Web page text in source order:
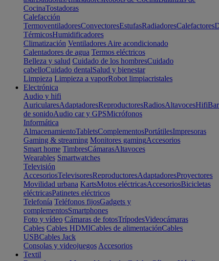
CocinaTostadoras
Calefacción
TermoventiladoresConvectoresEstufasRadiadoresCalefactores
TérmicosHumidificadores
Climatización Ventiladores Aire acondicionado
Calentadores de agua Termos eléctricos
Belleza y salud Cuidado de los hombresCuidado
cabelloCuidado dentalSalud y bienestar
Limpieza Limpieza a vaporRobot limpiacristales
Electrónica
Audio y hifi
AuricularesAdaptadoresReproductoresRadiosAltavocesHifi
de sonidoAudio car y GPSMicrófonos
Informática
AlmacenamientoTabletsComplementosPortátilesImpresoras
Gaming & streaming Monitores gamingAccesorios
Smart home TimbresCámarasAltavoces
Wearables Smartwatches
Televisión
AccesoriosTelevisoresReproductoresAdaptadoresProyectores
Movilidad urbana KartsMotos eléctricasAccesoriosBicicletas
eléctricasPatinetes eléctricos
Telefonía Teléfonos fijosGadgets y
complementosSmartphones
Foto y vídeo Cámaras de fotosTrípodesVideocámaras
Cables Cables HDMICables de alimentaciónCables
USBCables Jack
Consolas y videojuegos Accesorios
Textil